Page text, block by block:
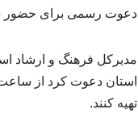
دعوت رسمی برای حضور
مدیرکل فرهنگ و ارشاد
تهیه کنند.